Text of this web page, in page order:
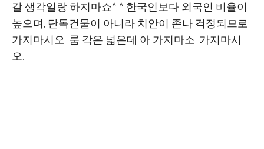
갈 생각일랑 하지마쇼^ ^ 한국인보다 외국인 비율이
높으며, 단독건물이 아니라 치안이 존나 걱정되므로
가지마시오. 룸 각은 넓은데 아 가지마소. 가지마시
오.